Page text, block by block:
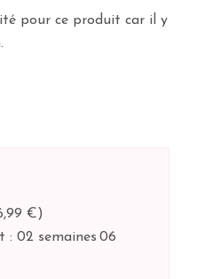
pour ce produit car il y
€)
: 02 semaines 06